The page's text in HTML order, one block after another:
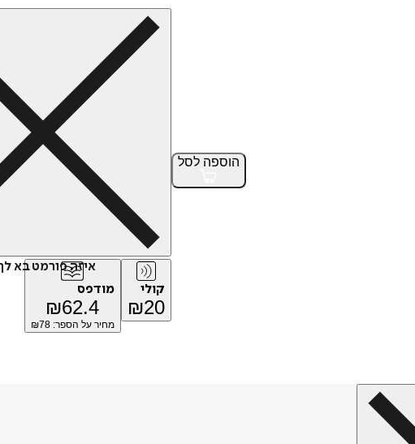
הוספה לסל
איזה פורמט בא
קולי
₪20
מודפס
₪62.4
מחיר על הספר: ₪78